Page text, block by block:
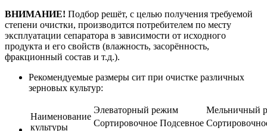
ВНИМАНИЕ! Подбор решёт, с целью получения требуемой
степени очистки, производится потребителем по месту
эксплуатации сепаратора в зависимости от исходного
продукта и его свойств (влажность, засорённость,
фракционный состав и т.д.).
Рекомендуемые размеры сит при очистке различных
зерновых культур:
Наименование
культуры
Элеваторный режим
Мельничный
Сортировочное Подсевное